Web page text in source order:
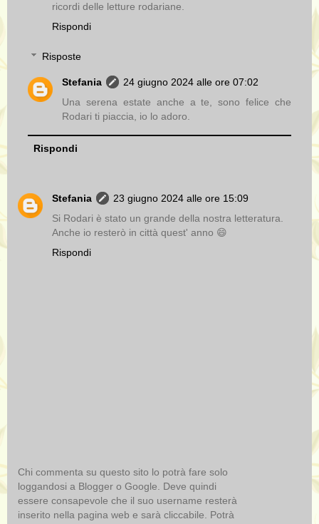
ricordi delle letture rodariane.
Rispondi
Risposte
Stefania
24 giugno 2024 alle ore 07:02
Una serena estate anche a te, sono felice che
Rodari ti piaccia, io lo adoro.
Rispondi
Stefania
23 giugno 2024 alle ore 15:09
Si Rodari è stato un grande della nostra letteratura.
Anche io resterò in città quest' anno 😄
Rispondi
Chi commenta su questo sito lo potrà fare solo
loggandosi a Blogger o Google. Deve quindi
essere consapevole che il suo username resterà
inserito nella pagina web e sarà cliccabile. Potrà